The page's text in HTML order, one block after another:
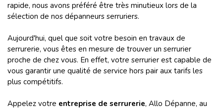
rapide, nous avons préféré être très minutieux lors de la
sélection de nos dépanneurs serruriers.
Aujourd'hui, quel que soit votre besoin en travaux de
serrurerie, vous êtes en mesure de trouver un serrurier
proche de chez vous. En effet, votre serrurier est capable de
vous garantir une qualité de service hors pair aux tarifs les
plus compétitifs.
Appelez votre entreprise de serrurerie, Allo Dépanne, au